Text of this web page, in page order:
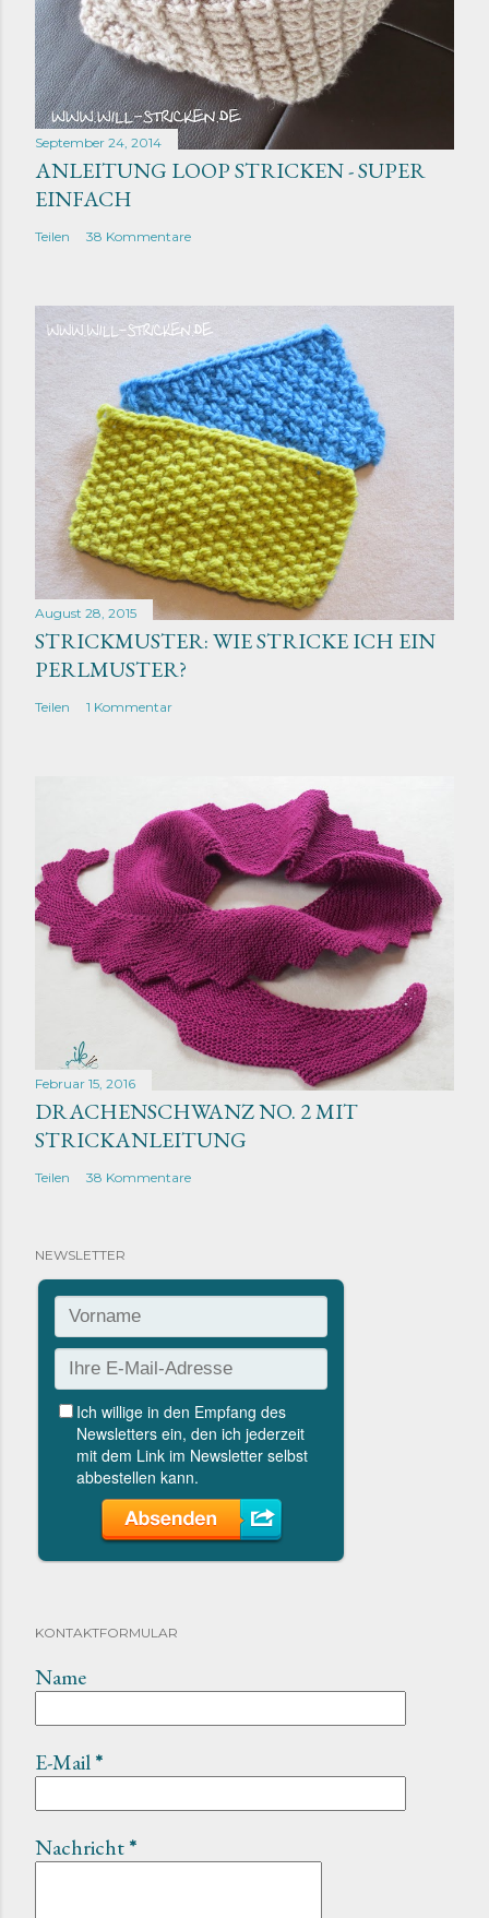
September 24, 2014
ANLEITUNG LOOP STRICKEN - SUPER
EINFACH
Teilen 38 Kommentare
August 28, 2015
STRICKMUSTER: WIE STRICKE ICH EIN
PERLMUSTER?
Teilen 1 Kommentar
Februar 15, 2016
DRACHENSCHWANZ NO. 2 MIT
STRICKANLEITUNG
Teilen 38 Kommentare
NEWSLETTER
KONTAKTFORMULAR
Name
E-Mail*
Nachricht*